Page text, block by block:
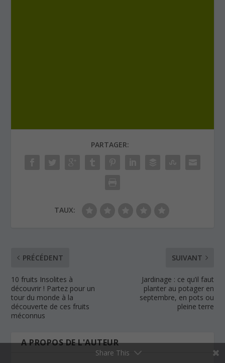
PARTAGER:
TAUX:
PRÉCÉDENT
10 fruits Insolites à
découvrir ! Partez pour un
tour du monde à la
découverte de ces fruits
méconnus
SUIVANT
Jardinage : ce qu’il faut
planter au potager en
septembre, en pots ou
pleine terre
A PROPOS DE L'AUTEUR
Share This